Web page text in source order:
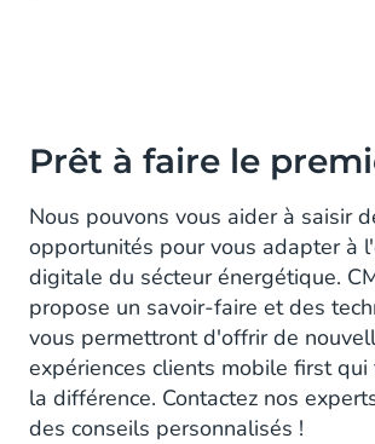
Prêt à faire le
Nous pouvons vous aider à saisir
opportunités pour vous adapter à
digitale du sécteur énergétique.
propose un savoir-faire et des
vous permettront d'offrir de
expériences clients mobile first
la différence. Contactez nos
des conseils personnalisés !